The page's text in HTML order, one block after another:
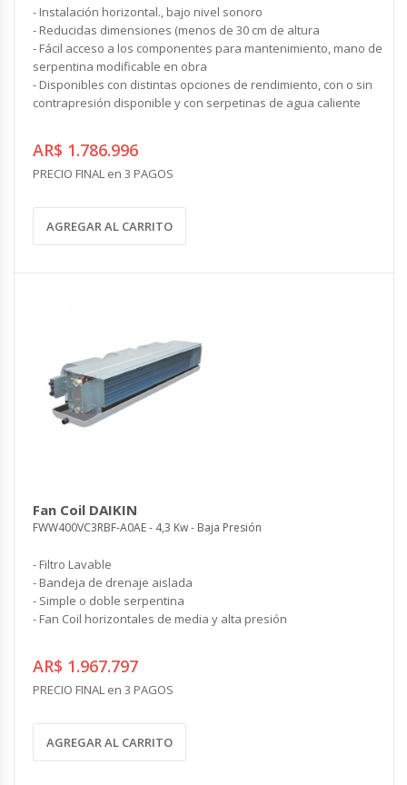
- Instalación horizontal., bajo nivel sonoro
- Reducidas dimensiones (menos de 30 cm de altura
- Fácil acceso a los componentes para mantenimiento, mano de
serpentina modificable en obra
- Disponibles con distintas opciones de rendimiento, con o sin
contrapresión disponible y con serpetinas de agua caliente
AR$ 1.786.996
PRECIO FINAL en 3 PAGOS
AGREGAR AL CARRITO
Fan Coil DAIKIN
FWW400VC3RBF-A0AE - 4,3 Kw - Baja Presión
- Filtro Lavable
- Bandeja de drenaje aislada
- Simple o doble serpentina
- Fan Coil horizontales de media y alta presión
AR$ 1.967.797
PRECIO FINAL en 3 PAGOS
AGREGAR AL CARRITO